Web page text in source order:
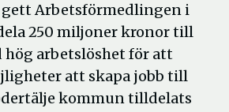
Arbetsförmedlingen i
250 miljoner kronor till
arbetslöshet för att
att skapa jobb till
kommun tilldelats